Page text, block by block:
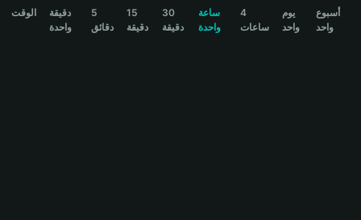
বাংলাالوقت
دقيقة
واحدة
5
دقائق
15
دقيقة
30
دقيقة
ساعة
واحدة
4
ساعات
يوم
واحد
أسبوع
واحد